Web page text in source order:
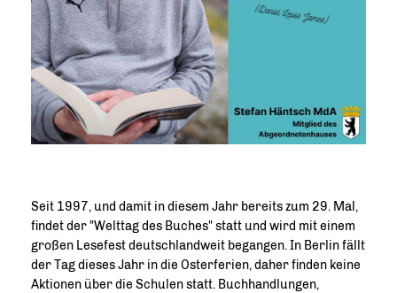
Seit 1997, und damit in diesem Jahr bereits zum 29. Mal,
findet der "Welttag des Buches" statt und wird mit einem
großen Lesefest deutschlandweit begangen. In Berlin fällt
der Tag dieses Jahr in die Osterferien, daher finden keine
Aktionen über die Schulen statt. Buchhandlungen,